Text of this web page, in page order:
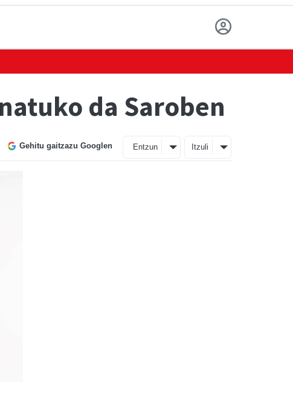
da Saroben
Gehitu gaitzazu Googlen Entzun Itzuli